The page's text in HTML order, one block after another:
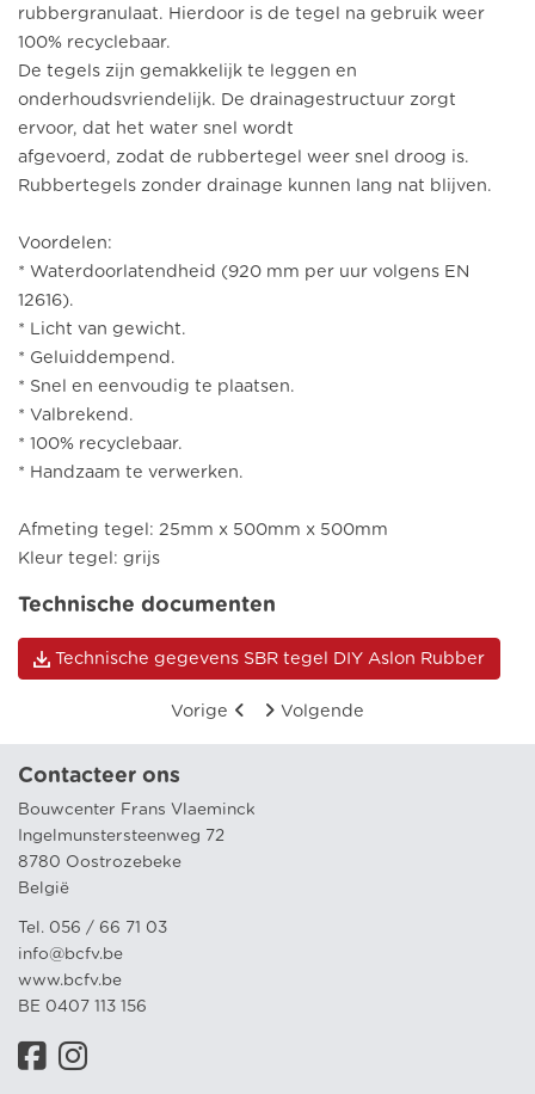
rubbergranulaat. Hierdoor is de tegel na gebruik weer
100% recyclebaar.
De tegels zijn gemakkelijk te leggen en
onderhoudsvriendelijk. De drainagestructuur zorgt
ervoor, dat het water snel wordt
afgevoerd, zodat de rubbertegel weer snel droog is.
Rubbertegels zonder drainage kunnen lang nat blijven.
Voordelen:
* Waterdoorlatendheid (920 mm per uur volgens EN
12616).
* Licht van gewicht.
* Geluiddempend.
* Snel en eenvoudig te plaatsen.
* Valbrekend.
* 100% recyclebaar.
* Handzaam te verwerken.
Afmeting tegel: 25mm x 500mm x 500mm
Kleur tegel: grijs
Technische documenten
Technische gegevens SBR tegel DIY Aslon Rubber
Vorige Volgende
Contacteer ons
Bouwcenter Frans Vlaeminck
Ingelmunstersteenweg 72
8780 Oostrozebeke
België
Tel. 056 / 66 71 03
info@bcfv.be
www.bcfv.be
BE 0407 113 156